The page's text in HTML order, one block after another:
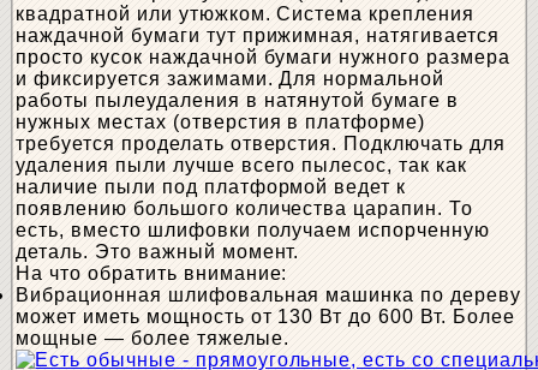
квадратной или утюжком. Система крепления
наждачной бумаги тут прижимная, натягивается
просто кусок наждачной бумаги нужного размера
и фиксируется зажимами. Для нормальной
работы пылеудаления в натянутой бумаге в
нужных местах (отверстия в платформе)
требуется проделать отверстия. Подключать для
удаления пыли лучше всего пылесос, так как
наличие пыли под платформой ведет к
появлению большого количества царапин. То
есть, вместо шлифовки получаем испорченную
деталь. Это важный момент.
На что обратить внимание:
Вибрационная шлифовальная машинка по дереву
может иметь мощность от 130 Вт до 600 Вт. Более
мощные — более тяжелые.